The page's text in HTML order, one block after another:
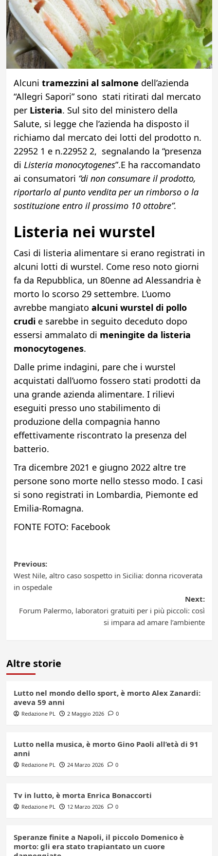
Alcuni tramezzini al salmone dell’azienda
“Allegri Sapori” sono stati ritirati dal mercato
per Listeria. Sul sito del ministero della
Salute, si legge che l’azienda ha disposto il
richiamo dal mercato dei lotti del prodotto n.
22952 1 e n.22952 2, segnalando la “presenza
di Listeria monocytogenes”.E ha raccomandato
ai consumatori “di non consumare il prodotto,
riportarlo al punto vendita per un rimborso o la
sostituzione entro il prossimo 10 ottobre”.
Listeria nei wurstel
Casi di listeria alimentare si erano registrati in
alcuni lotti di wurstel. Come reso noto giorni
fa da Repubblica, un 80enne ad Alessandria è
morto lo scorso 29 settembre. L’uomo
avrebbe mangiato alcuni wurstel di pollo
crudie sarebbe in seguito deceduto dopo
essersi ammalato di meningite da listeria
monocytogenes.
Dalle prime indagini, pare che i wurstel
acquistati dall’uomo fossero stati prodotti da
una grande azienda alimentare. I rilievi
eseguiti presso uno stabilimento di
produzione della compagnia hanno
effettivamente riscontrato la presenza del
batterio.
Tra dicembre 2021 e giugno 2022 altre tre
persone sono morte nello stesso modo. I casi
si sono registrati in Lombardia, Piemonte ed
Emilia-Romagna.
FONTE FOTO: Facebook
Post
navigation
Previous:
West Nile, altro caso sospetto in Sicilia: donna ricoverata
in ospedale
Next:
Forum Palermo, laboratori gratuiti per i più piccoli: così
si impara ad amare l’ambiente
Altre storie
Lutto nel mondo dello sport, è morto Alex Zanardi:
aveva 59 anni
Redazione PL 2 Maggio 2026 0
Lutto nella musica, è morto Gino Paoli all’età di 91
anni
Redazione PL 24 Marzo 2026 0
Tv in lutto, è morta Enrica Bonaccorti
Redazione PL 12 Marzo 2026 0
Speranze finite a Napoli, il piccolo Domenico è
morto: gli era stato trapiantato un cuore